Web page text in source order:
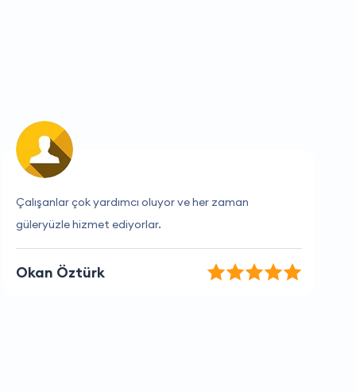
İhtiyaçlarımı tam olarak karşılayan bir firma.
Seda Kılıç